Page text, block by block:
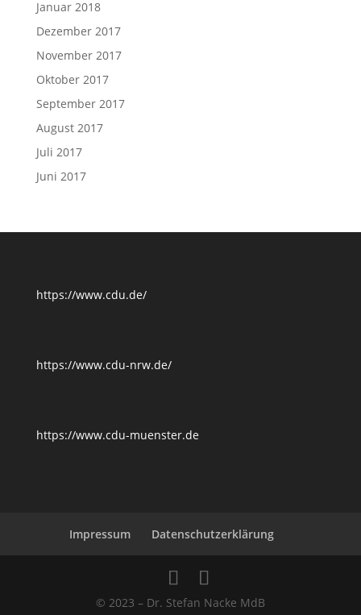
Januar 2018
Dezember 2017
November 2017
Oktober 2017
September 2017
August 2017
Juli 2017
Juni 2017
https://www.cdu.de/
https://www.cdu-nrw.de/
https://www.cdu-muenster.de
Impressum Datenschutzerklärung
© 2023 – Dr. Stefan Nacke MdB